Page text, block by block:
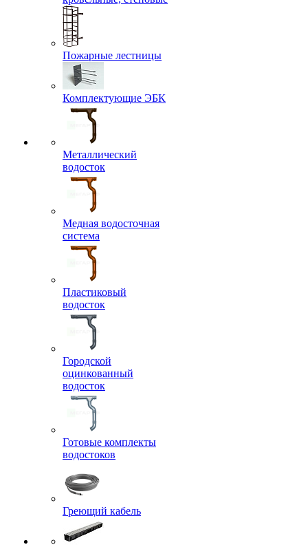
Пожарные лестницы
Комплектующие ЭБК
Металлический
водосток
Медная водосточная
система
Пластиковый
водосток
Городской
оцинкованный
водосток
Готовые комплекты
водостоков
Греющий кабель